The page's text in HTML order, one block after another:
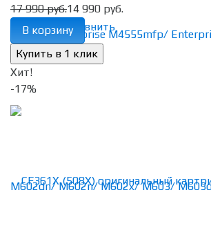
избранное сравнить
17 990 руб.14 990 руб.
В корзину
Хит!
-17%